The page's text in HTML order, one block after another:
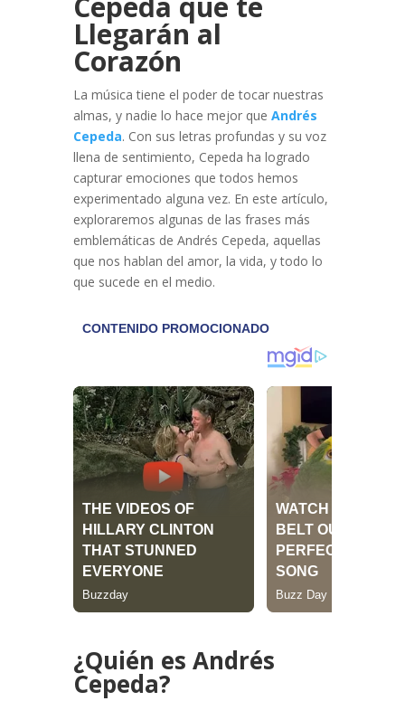
Llegarán al
Corazón
La música tiene el poder de tocar nuestras
almas, y nadie lo hace mejor que Andrés
Cepeda. Con sus letras profundas y su voz
llena de sentimiento, Cepeda ha logrado
capturar emociones que todos hemos
experimentado alguna vez. En este artículo,
exploraremos algunas de las frases más
emblemáticas de Andrés Cepeda, aquellas
que nos hablan del amor, la vida, y todo lo
que sucede en el medio.
¿Quién es Andrés
Cepeda?